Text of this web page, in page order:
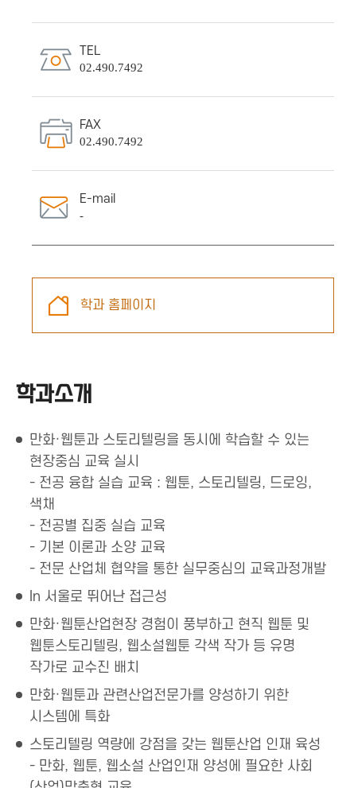
TEL
02.490.7492
FAX
02.490.7492
E-mail
-
학과 홈페이지
학과소개
만화·웹툰과 스토리텔링을 동시에 학습할 수 있는
현장중심 교육 실시
- 전공 융합 실습 교육 : 웹툰, 스토리텔링, 드로잉,
색채
- 전공별 집중 실습 교육
- 기본 이론과 소양 교육
- 전문 산업체 협약을 통한 실무중심의 교육과정개발
In 서울로 뛰어난 접근성
만화·웹툰산업현장 경험이 풍부하고 현직 웹툰 및
웹툰스토리텔링, 웹소설웹툰 각색 작가 등 유명
작가로 교수진 배치
만화·웹툰과 관련산업전문가를 양성하기 위한
시스템에 특화
스토리텔링 역량에 강점을 갖는 웹툰산업 인재 육성
- 만화, 웹툰, 웹소설 산업인재 양성에 필요한 사회